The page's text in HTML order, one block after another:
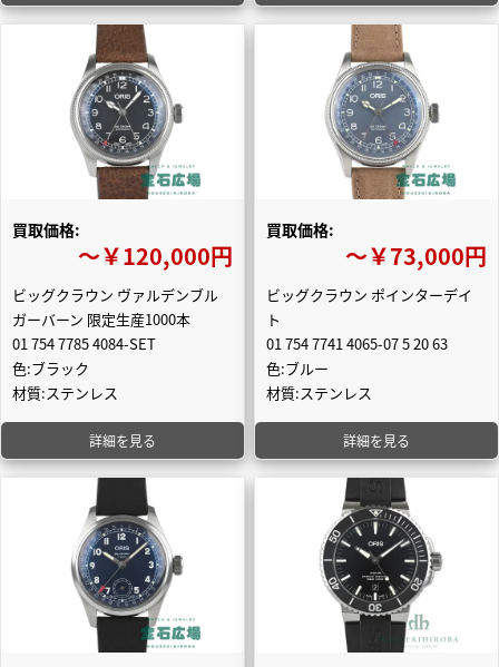
買取価格:
〜￥120,000円
ビッグクラウン ヴァルデンブル
ガーバーン 限定生産1000本
01 754 7785 4084-SET
色:ブラック
材質:ステンレス
詳細を見る
買取価格:
〜￥73,000円
ビッグクラウン ポインターデイ
ト
01 754 7741 4065-07 5 20 63
色:ブルー
材質:ステンレス
詳細を見る